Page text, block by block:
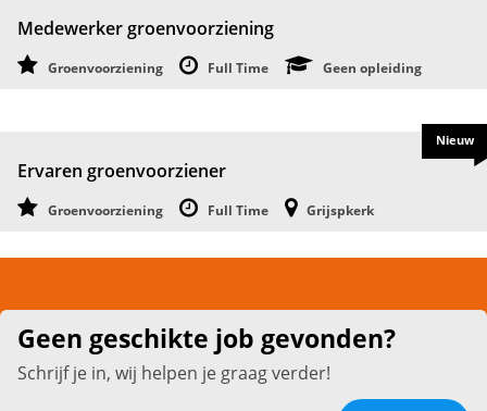
Medewerker groenvoorziening
Groenvoorziening Full Time Geen opleiding
Ervaren groenvoorziener
Groenvoorziening Full Time Grijspkerk
Nieuw
Geen geschikte job gevonden?
Schrijf je in, wij helpen je graag verder!